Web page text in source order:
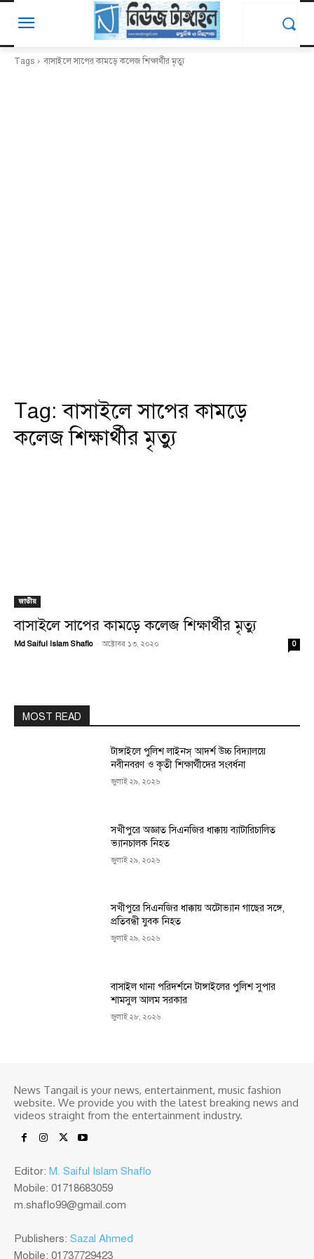
Tags বাসাইলে সাপের কামড়ে কলেজ শিক্ষার্থীর মৃত্যু
Tag:বাসাইলে সাপের কামড়ে
কলেজ শিক্ষার্থীর মৃত্যু
জাতীয়
বাসাইলে সাপের কামড়ে কলেজ শিক্ষার্থীর মৃত্যু
Md Saiful Islam Shaflo - অক্টোবর ১৩, ২০২০ 0
MOST READ
টাঙ্গাইলে পুলিশ লাইনস্ আদর্শ উচ্চ বিদ্যালয়ে
নবীনবরণ ও কৃতী শিক্ষার্থীদের সংবর্ধনা
জুলাই ২৯, ২০২৬
সখীপুরে অজ্ঞাত সিএনজির ধাক্কায় ব্যাটারিচালিত
ভ্যানচালক নিহত
জুলাই ২৯, ২০২৬
সখীপুরে সিএনজির ধাক্কায় অটোভ্যান গাছের সঙ্গে,
প্রতিবন্ধী যুবক নিহত
জুলাই ২৯, ২০২৬
বাসাইল থানা পরিদর্শনে টাঙ্গাইলের পুলিশ সুপার
শামসুল আলম সরকার
জুলাই ২৮, ২০২৬
News Tangail is your news, entertainment, music fashion
website. We provide you with the latest breaking news and
videos straight from the entertainment industry.
Editor: M. Saiful Islam Shaflo
Mobile: 01718683059
m.shaflo99@gmail.com
Publishers: Sazal Ahmed
Mobile: 01737729423